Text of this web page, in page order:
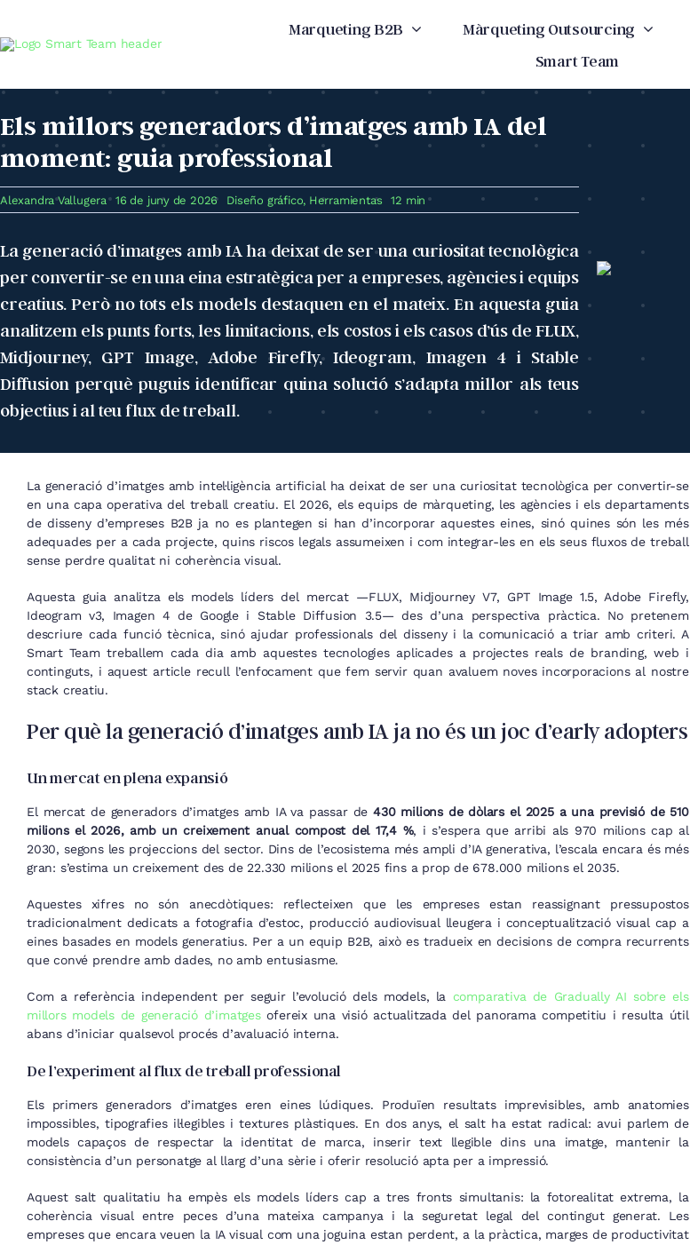
content
Marqueting B2B Màrqueting Outsourcing
Smart Team
Els millors generadors d’imatges amb IA del
moment: guia professional
Alexandra Vallugera 16 de juny de 2026 Diseño gráfico, Herramientas 12 min
La generació d’imatges amb IA ha deixat de ser una curiositat tecnològica
per convertir-se en una eina estratègica per a empreses, agències i equips
creatius. Però no tots els models destaquen en el mateix. En aquesta guia
analitzem els punts forts, les limitacions, els costos i els casos d’ús de FLUX,
Midjourney, GPT Image, Adobe Firefly, Ideogram, Imagen 4 i Stable
Diffusion perquè puguis identificar quina solució s’adapta millor als teus
objectius i al teu flux de treball.
La generació d’imatges amb intel·ligència artificial ha deixat de ser una curiositat tecnològica per convertir-se
en una capa operativa del treball creatiu. El 2026, els equips de màrqueting, les agències i els departaments
de disseny d’empreses B2B ja no es plantegen si han d’incorporar aquestes eines, sinó quines són les més
adequades per a cada projecte, quins riscos legals assumeixen i com integrar-les en els seus fluxos de treball
sense perdre qualitat ni coherència visual.
Aquesta guia analitza els models líders del mercat —FLUX, Midjourney V7, GPT Image 1.5, Adobe Firefly,
Ideogram v3, Imagen 4 de Google i Stable Diffusion 3.5— des d’una perspectiva pràctica. No pretenem
descriure cada funció tècnica, sinó ajudar professionals del disseny i la comunicació a triar amb criteri. A
Smart Team treballem cada dia amb aquestes tecnologies aplicades a projectes reals de branding, web i
continguts, i aquest article recull l’enfocament que fem servir quan avaluem noves incorporacions al nostre
stack creatiu.
Per què la generació d’imatges amb IA ja no és un joc d’early adopters
Un mercat en plena expansió
El mercat de generadors d’imatges amb IA va passar de430 milions de dòlars el 2025 a una previsió de 510
milions el 2026, amb un creixement anual compost del 17,4 %, i s’espera que arribi als 970 milions cap al
2030, segons les projeccions del sector. Dins de l’ecosistema més ampli d’IA generativa, l’escala encara és més
gran: s’estima un creixement des de 22.330 milions el 2025 fins a prop de 678.000 milions el 2035.
Aquestes xifres no són anecdòtiques: reflecteixen que les empreses estan reassignant pressupostos
tradicionalment dedicats a fotografia d’estoc, producció audiovisual lleugera i conceptualització visual cap a
eines basades en models generatius. Per a un equip B2B, això es tradueix en decisions de compra recurrents
que convé prendre amb dades, no amb entusiasme.
Com a referència independent per seguir l’evolució dels models, la comparativa de Gradually AI sobre els
millors models de generació d’imatgesofereix una visió actualitzada del panorama competitiu i resulta útil
abans d’iniciar qualsevol procés d’avaluació interna.
De l’experiment al flux de treball professional
Els primers generadors d’imatges eren eines lúdiques. Produïen resultats imprevisibles, amb anatomies
impossibles, tipografies il·legibles i textures plàstiques. En dos anys, el salt ha estat radical: avui parlem de
models capaços de respectar la identitat de marca, inserir text llegible dins una imatge, mantenir la
consistència d’un personatge al llarg d’una sèrie i oferir resolució apta per a impressió.
Aquest salt qualitatiu ha empès els models líders cap a tres fronts simultanis: la fotorealitat extrema, la
coherència visual entre peces d’una mateixa campanya i la seguretat legal del contingut generat. Les
empreses que encara veuen la IA visual com una joguina estan perdent, a la pràctica, marges de productivitat